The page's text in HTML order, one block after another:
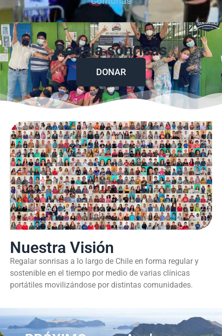
Regala sonrisas
DONAR
Nuestra Visión
Regalar sonrisas a lo largo de Chile en forma regular y
sostenible en el tiempo por medio de varias clínicas
portátiles movilizándose por distintas comunidades.